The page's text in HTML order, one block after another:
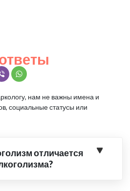
нам не важны имена и
социальные статусы или
отличается